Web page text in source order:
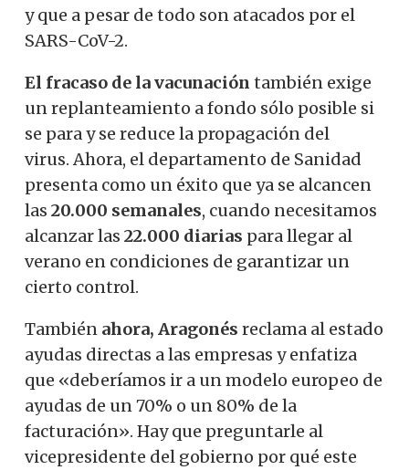
y que a pesar de todo son atacados por el
SARS-CoV-2.
El fracaso de la vacunación también exige
un replanteamiento a fondo sólo posible si
se para y se reduce la propagación del
virus. Ahora, el departamento de Sanidad
presenta como un éxito que ya se alcancen
las 20.000 semanales, cuando necesitamos
alcanzar las 22.000 diarias para llegar al
verano en condiciones de garantizar un
cierto control.
También ahora, Aragonés reclama al estado
ayudas directas a las empresas y enfatiza
que «deberíamos ir a un modelo europeo de
ayudas de un 70% o un 80% de la
facturación». Hay que preguntarle al
vicepresidente del gobierno por qué este